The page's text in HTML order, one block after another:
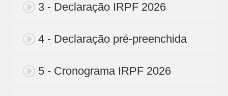
3 - Declaração IRPF 2026
4 - Declaração pré-preenchida
5 - Cronograma IRPF 2026